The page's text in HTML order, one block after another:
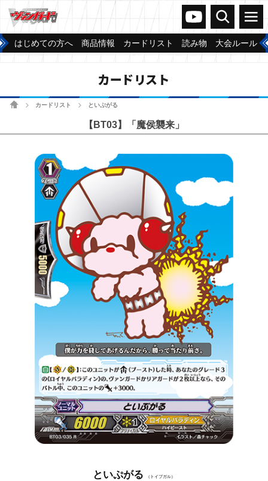
ヴァンガードch
検索 メニュー
はじめての方へ 商品情報 カードリスト 読み物 大会ルール
カードリスト
ホームカードリスト といぷがる
【BT03】「魔侯襲来」
といぷがる （トイプガル）